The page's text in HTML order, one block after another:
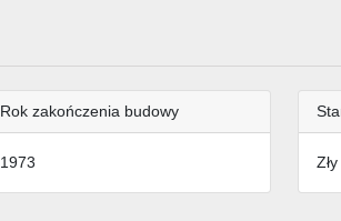
Rok zakończenia budowy
1973 Zły